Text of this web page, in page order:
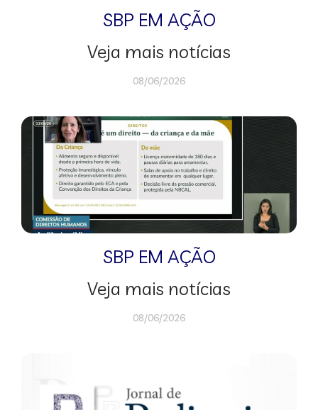
SBP EM AÇÃO
Veja mais notícias
08/06/2026
SBP EM AÇÃO
Veja mais notícias
08/06/2026